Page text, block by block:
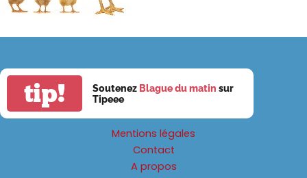
tip! Soutenez Blague du matin sur
Tipeee
Mentions légales
Contact
A propos